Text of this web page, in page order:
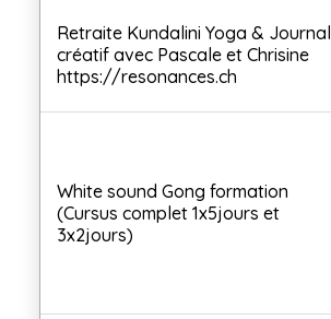
Retraite Kundalini Yoga & Journal
créatif avec Pascale et Chrisine
https://resonances.ch
White sound Gong formation
(Cursus complet 1x5jours et
3x2jours)